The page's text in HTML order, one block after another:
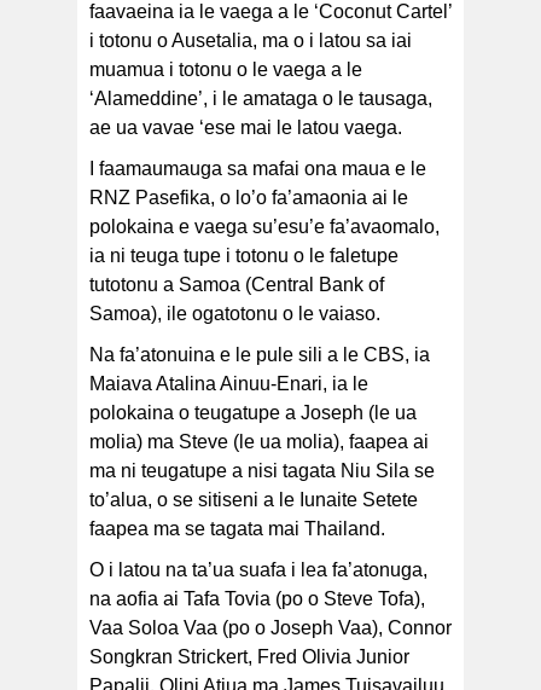
faavaeina ia le vaega a le ‘Coconut Cartel’
i totonu o Ausetalia, ma o i latou sa iai
muamua i totonu o le vaega a le
‘Alameddine’, i le amataga o le tausaga,
ae ua vavae ‘ese mai le latou vaega.
I faamaumauga sa mafai ona maua e le
RNZ Pasefika, o lo’o fa’amaonia ai le
polokaina e vaega su’esu’e fa’avaomalo,
ia ni teuga tupe i totonu o le faletupe
tutotonu a Samoa (Central Bank of
Samoa), ile ogatotonu o le vaiaso.
Na fa’atonuina e le pule sili a le CBS, ia
Maiava Atalina Ainuu-Enari, ia le
polokaina o teugatupe a Joseph (le ua
molia) ma Steve (le ua molia), faapea ai
ma ni teugatupe a nisi tagata Niu Sila se
to’alua, o se sitiseni a le Iunaite Setete
faapea ma se tagata mai Thailand.
O i latou na ta’ua suafa i lea fa’atonuga,
na aofia ai Tafa Tovia (po o Steve Tofa),
Vaa Soloa Vaa (po o Joseph Vaa), Connor
Songkran Strickert, Fred Olivia Junior